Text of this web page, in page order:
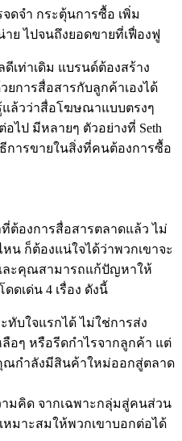
ดจำ กระตุ้นการซื้อ เพิ่ม
ย ไปจนถึงยอดขายที่เฟื่องฟู
เท่าเดิม แบรนด์ต้องสร้าง
การสื่อสารกับลูกค้าเองได้
ล้วว่าสื่อโฆษณาแบบตรงๆ
ไป มีหลายๆ ตัวอย่างที่ Seth
การขายในสิ่งที่คนต้องการซื้อ
องการสื่อสารตลาดแล้ว ไม่
ก็ต้องแน่ใจได้ว่าพวกเขาจะ
ะคุณสามารถแก้ปัญหาให้
ดเด่น 4 เรื่อง ดังนี้
บใจแรกได้ ไม่ใช่การส่ง
อๆ หรือรีดกำไรจากลูกค้า แต่
ณกำลังมีสินค้าใหม่ออกสู่ตลาด
มคิด จากเฉพาะกลุ่มสู่คนส่วน
หมาะสมให้พวกเขาบอกต่อได้